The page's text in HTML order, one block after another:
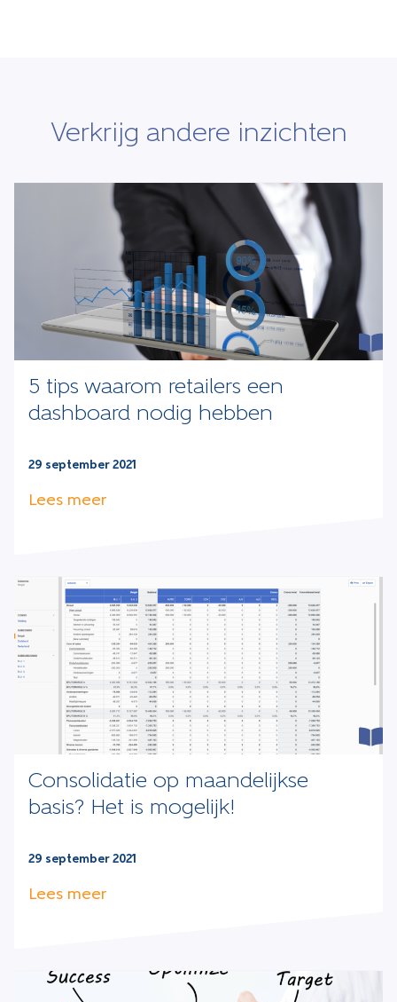
Verkrijg andere inzichten
5 tips waarom retailers een
dashboard nodig hebben
29 september 2021
Lees meer
Consolidatie op maandelijkse
basis? Het is mogelijk!
29 september 2021
Lees meer